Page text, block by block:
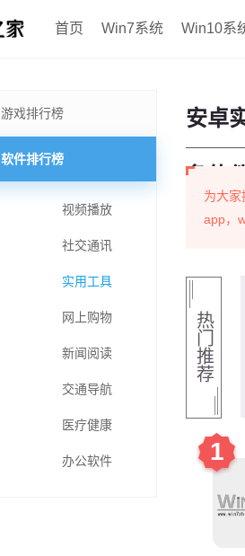
首页 Win7系统 Win10系
游戏排行榜
软件排行榜
视频播放
社交通讯
实用工具
网上购物
新闻阅读
交通导航
医疗健康
办公软件
安卓
备软
为大
app，
热
门
推
荐
1